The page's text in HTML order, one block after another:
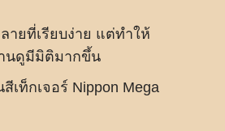
ายที่เรียบง่าย แต่ทำให้
นดูมีมิติมากขึ้น
เท็กเจอร์ Nippon Mega